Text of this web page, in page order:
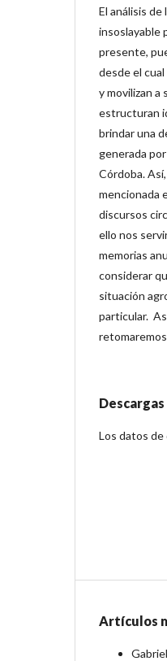
El análisis
insoslayable
presente,
desde el
y movilizan
estructuran
brindar una
generada
Córdoba.
mencionada
discursos
ello nos
memorias
considerar
situación
particular.
Descargas
Los datos
Artículos